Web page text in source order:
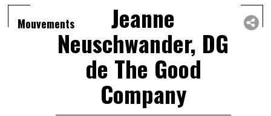
Mouvements Jeanne
Neuschwander, DG
de The Good
Company